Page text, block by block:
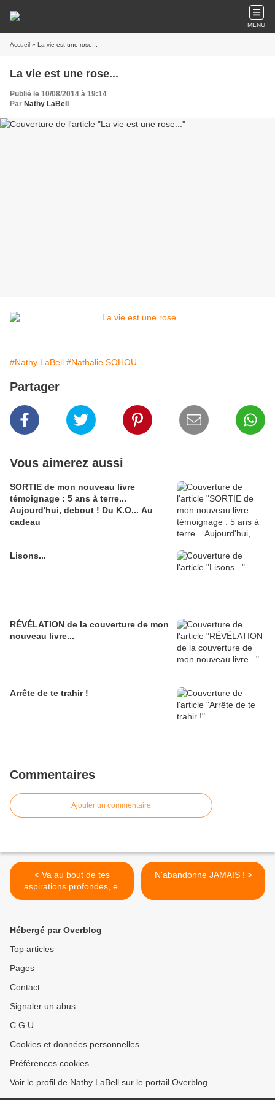
MENU
Accueil » La vie est une rose...
La vie est une rose...
Publié le 10/08/2014 à 19:14
Par Nathy LaBell
#Nathy LaBell #Nathalie SOHOU
Partager
Vous aimerez aussi
SORTIE de mon nouveau livre
témoignage : 5 ans à terre...
Aujourd'hui, debout ! Du K.O... Au
cadeau
Lisons...
RÉVÉLATION de la couverture de mon
nouveau livre...
Arrête de te trahir !
Commentaires
Ajouter un commentaire
< Va au bout de tes
aspirations profondes, et
fais ce qui fait chanter ton
N'abandonne JAMAIS ! >
Hébergé par Overblog
Top articles
Pages
Contact
Signaler un abus
C.G.U.
Cookies et données personnelles
Préférences cookies
Voir le profil de Nathy LaBell sur le portail Overblog